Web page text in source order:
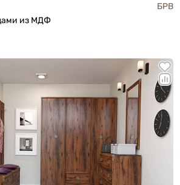
БРВ
из МДФ